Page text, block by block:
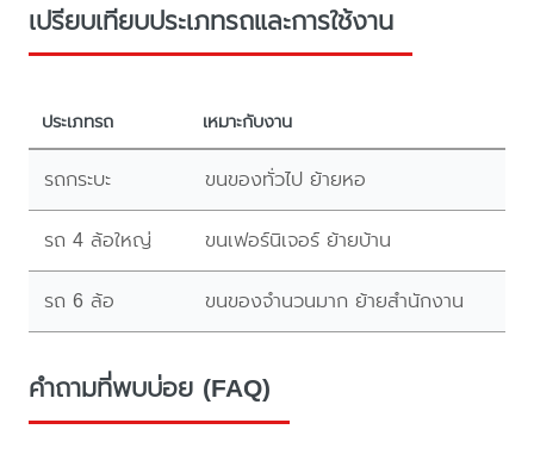
เปรียบเทียบประเภทรถและการใช้งาน
ประเภทรถ เหมาะกับงาน
รถกระบะ ขนของทั่วไป ย้ายหอ
รถ 4 ล้อใหญ่ ขนเฟอร์นิเจอร์ ย้ายบ้าน
รถ 6 ล้อ ขนของจำนวนมาก ย้ายสำนักงาน
คำถามที่พบบ่อย (FAQ)